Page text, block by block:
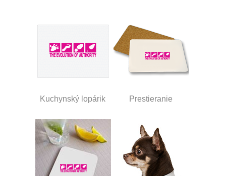
Kuchynský lopárik Prestieranie